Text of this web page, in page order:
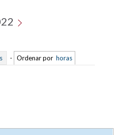
- Ordenar por horas